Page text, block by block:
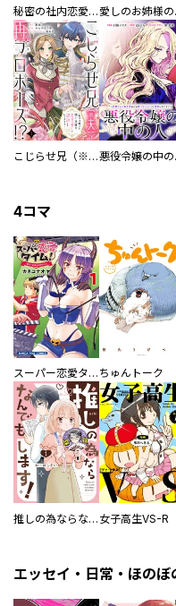
秘密の社内恋愛～XL彼氏から溺愛されています～ 愛しの
こじらせ兄（※夫）が再プロポーズ！？ ～あの日助けた幼い兄妹が、怒濤の勢いで恩返ししてきます～ 悪役令嬢
4コマ
スーパー恋愛タイム！～現場でドＳな彼女は自宅でデレる～ ちゅんトーク
推しの為ならなんでもします！ 女子高生VS-R
エッセイ・日常・ほのぼ